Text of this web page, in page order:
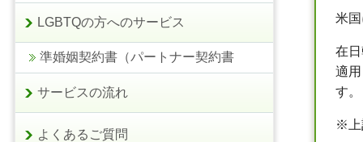
米
在
適
す
※
LGBTQの方へのサービス
準婚姻契約書（パートナー契約書
サービスの流れ
よくあるご質問